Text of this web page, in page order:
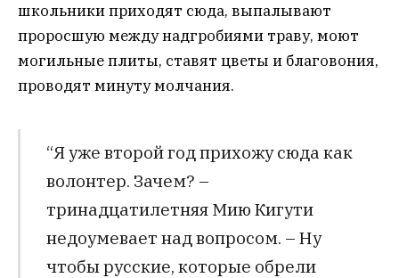
школьники приходят сюда, выпалывают
проросшую между надгробиями траву, моют
могильные плиты, ставят цветы и благовония,
проводят минуту молчания.
“Я уже второй год прихожу сюда как
волонтер. Зачем? –
тринадцатилетняя Мию Кигути
недоумевает над вопросом. – Ну
чтобы русские, которые обрели